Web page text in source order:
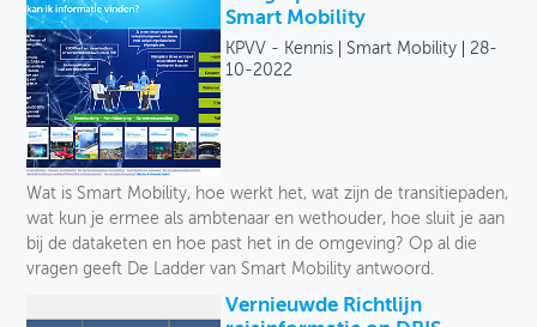
Smart Mobility
KPVV - Kennis Smart Mobility
28-
10-2022
Wat is Smart Mobility, hoe werkt het, wat zijn de transitiepaden,
wat kun je ermee als ambtenaar en wethouder, hoe sluit je aan
bij de dataketen en hoe past het in de omgeving? Op al die
vragen geeft De Ladder van Smart Mobility antwoord.
Vernieuwde Richtlijn